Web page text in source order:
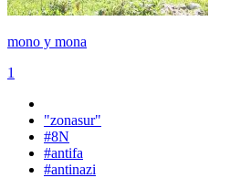
mono y mona
1
"zonasur"
#8N
#antifa
#antinazi